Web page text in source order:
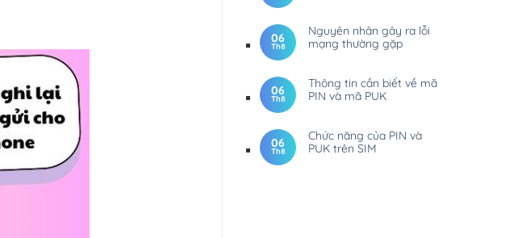
06
Th8
Nguyên nhân gây ra lỗi
mạng thường gặp
06
Th8
Thông tin cần biết về mã
PIN và mã PUK
06
Th8
Chức năng của PIN và
PUK trên SIM